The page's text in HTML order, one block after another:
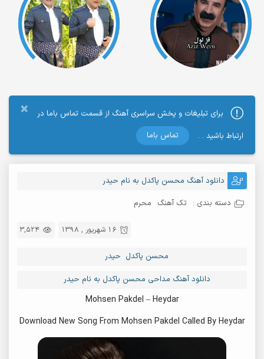
×
برای تبلیغات و پخش سراسری آهنگ از قسمت تماس باما در
ارتباط باشید . .
تماس باما
دانلود آهنگ محسن پاکدل به نام حیدر
دسته بندی : تک آهنگ محرم
3,524 16 شهریور , 1398
محسن پاکدل حیدر
دانلود آهنگ مداحی محسن پاکدل به نام حیدر
Mohsen Pakdel – Heydar
Download New Song From Mohsen Pakdel Called By Heydar